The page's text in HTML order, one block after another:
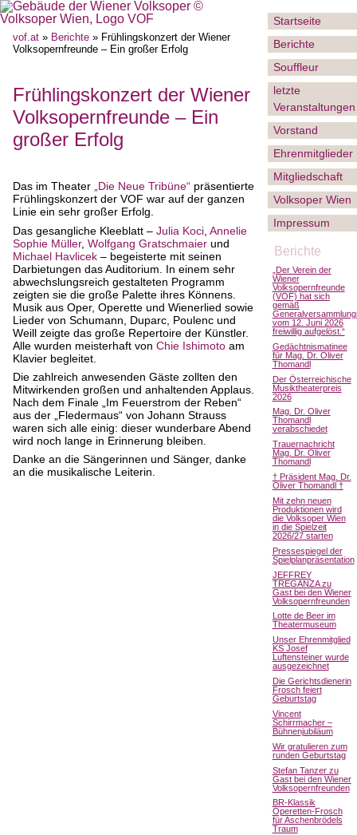
vof.at » Berichte » Frühlingskonzert der Wiener
Volksopernfreunde – Ein großer Erfolg
Frühlingskonzert der Wiener
Volksopernfreunde – Ein
großer Erfolg
Das im Theater „Die Neue Tribüne“ präsentierte
Frühlingskonzert der VOF war auf der ganzen
Linie ein sehr großer Erfolg.
Das gesangliche Kleeblatt – Julia Koci Annelie
Sophie Müller, Wolfgang Gratschmaier und
Michael Havlicek – begeisterte mit seinen
Darbietungen das Auditorium. In einem sehr
abwechslungsreich gestalteten Programm
zeigten sie die große Palette ihres Könnens.
Musik aus Oper, Operette und Wienerlied sowie
Lieder von Schumann, Duparc, Poulenc und
Weill zeigte das große Repertoire der Künstler.
Alle wurden meisterhaft von Chie Ishimoto am
Klavier begleitet.
Die zahlreich anwesenden Gäste zollten den
Mitwirkenden großen und anhaltenden Applaus.
Nach dem Finale „Im Feuerstrom der Reben“
aus der „Fledermaus“ von Johann Strauss
waren sich alle einig: dieser wunderbare Abend
wird noch lange in Erinnerung bleiben.
Danke an die Sängerinnen und Sänger, danke
an die musikalische Leiterin.
Startseite
Berichte
Souffleur
letzte
Veranstaltungen
Vorstand
Ehrenmitglieder
Mitgliedschaft
Volksoper Wien
Impressum
Berichte
„Der Verein der
Wiener
Volksopernfreunde
(VOF) hat sich
gemäß
vom 12. Juni 2026
freiwillig aufgelöst.“
Gedächtnismatinee
für Mag. Dr. Oliver
Thomandl
Der Österreichische
Musiktheaterpreis
2026
Mag. Dr. Oliver
Thomandl
verabschiedet
Trauernachricht
Mag. Dr. Oliver
Thomandl
† Präsident Mag. Dr.
Oliver Thomandl †
Mit zehn neuen
Produktionen wird
die Volksoper Wien
in die Spielzeit
2026/27 starten
Pressespiegel der
Spielplanpräsentation
JEFFREY
TREGANZA zu
Gast bei den Wiener
Volksopernfreunden
Lotte de Beer im
Theatermuseum
Unser Ehrenmitglied
KS Josef
Luftensteiner wurde
ausgezeichnet
Die Gerichtsdienerin
Frosch feiert
Geburtstag
Vincent
Schirrmacher –
Bühnenjubiläum
Wir gratulieren zum
runden Geburtstag
Stefan Tanzer zu
Gast bei den Wiener
Volksopernfreunden
BR-Klassik
Operetten-Frosch
für Aschenbrödels
Traum